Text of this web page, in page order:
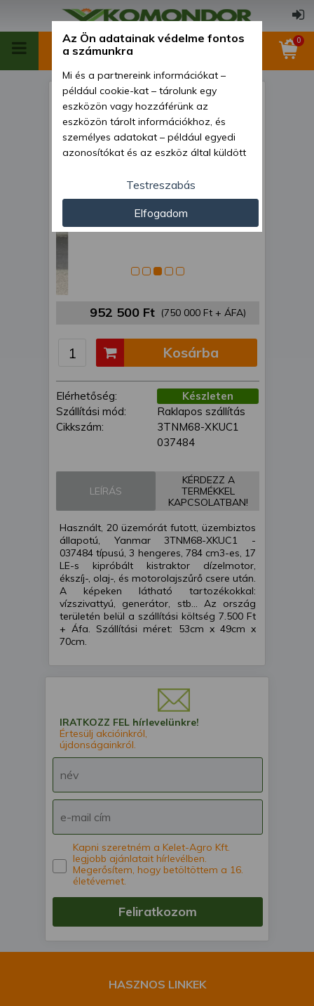
0
Dízelmotor Yanmar 3TNM68-
XKUC1 - 037484
952 500 Ft (750 000 Ft + ÁFA)
Elérhetőség:
Készleten
Szállítási mód:
Raklapos szállítás
Cikkszám:
3TNM68-XKUC1
037484
Kosárba
LEÍRÁS
KÉRDEZZ A
TERMÉKKEL
KAPCSOLATBAN!
Használt, 20 üzemórát futott, üzembiztos
állapotú, Yanmar 3TNM68-XKUC1 -
037484 típusú, 3 hengeres, 784 cm3-es, 17
LE-s kipróbált kistraktor dízelmotor,
ékszíj-, olaj-, és motorolajszűrő csere után.
A képeken látható tartozékokkal:
vízszivattyú, generátor, stb... Az ország
területén belül a szállítási költség 7.500 Ft
+ Áfa. Szállítási méret: 53cm x 49cm x
70cm.
IRATKOZZ FEL hírlevelünkre!
Értesülj akcióinkról,
újdonságainkról.
Kapni szeretném a Kelet-Agro Kft.
legjobb ajánlatait hírlevélben.
Megerősítem, hogy betöltöttem a 16.
életévemet.
Feliratkozom
HASZNOS LINKEK
Az Ön adatainak védelme fontos
a számunkra
Mi és a partnereink információkat –
például cookie-kat – tárolunk egy
eszközön vagy hozzáférünk az
eszközön tárolt információkhoz, és
személyes adatokat – például egyedi
azonosítókat és az eszköz által küldött
személyre szabott hirdetések és
tartalom nyújtásához, hirdetés- és
tartalomméréshez, nézettségi adatok
gyűjtéséhez, valamint termékek
partnereink eszközleolvasásos
módszerrel szerzett pontos geolokációs
adatokat és azonosítási információkat
kattintva hozzájárulhat ahhoz, hogy mi
és a partnereink a fent leírtak szerint
adatkezelést végezzünk. Másik
lehetőségként a hozzájárulás
megadása vagy elutasítása előtt
részletesebb információkhoz juthat, és
megváltoztathatja beállításait. Felhívjuk
figyelmét, hogy személyes adatainak
szükséges az Ön hozzájárulása, de
jogában áll tiltakozni az ilyen jellegű
adatkezelés ellen. A beállításai csak erre
a weboldalra érvényesek. Erre a
webhelyre visszatérve vagy az
adatvédelmi szabályzatunk segítségével
bármikor megváltoztathatja a
beállításait.
Testreszabás
Elfogadom